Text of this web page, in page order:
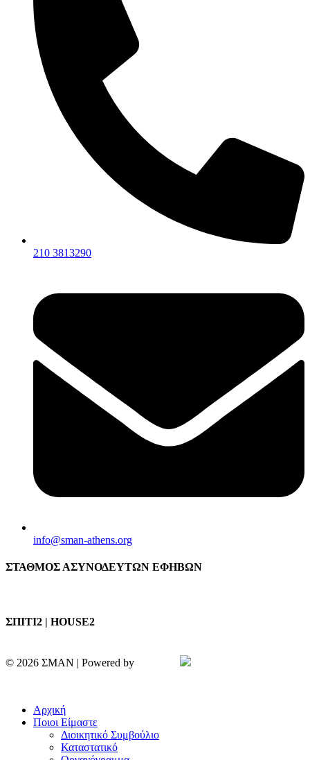
210 3813290
info@sman-athens.org
ΣΤΑΘΜΟΣ ΑΣΥΝΟΔΕΥΤΩΝ ΕΦΗΒΩΝ
ΣΠΙΤΙ2 | HOUSE2
© 2026 ΣΜΑΝ | Powered by
Αρχική
Ποιοι Είμαστε
Διοικητικό Συμβούλιο
Καταστατικό